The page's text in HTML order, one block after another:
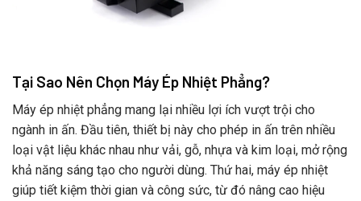
Tại Sao Nên Chọn Máy Ép Nhiệt Phẳng?
Máy ép nhiệt phẳng mang lại nhiều lợi ích vượt trội cho
ngành in ấn. Đầu tiên, thiết bị này cho phép in ấn trên nhiều
loại vật liệu khác nhau như vải, gỗ, nhựa và kim loại, mở rộng
khả năng sáng tạo cho người dùng. Thứ hai, máy ép nhiệt
giúp tiết kiệm thời gian và công sức, từ đó nâng cao hiệu